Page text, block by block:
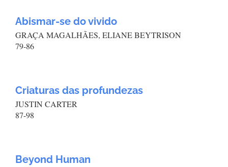
Abismar-se do vivido
GRAÇA MAGALHÃES, ELIANE BEYTRISON
79-86
Criaturas das profundezas
JUSTIN CARTER
87-98
Beyond Human